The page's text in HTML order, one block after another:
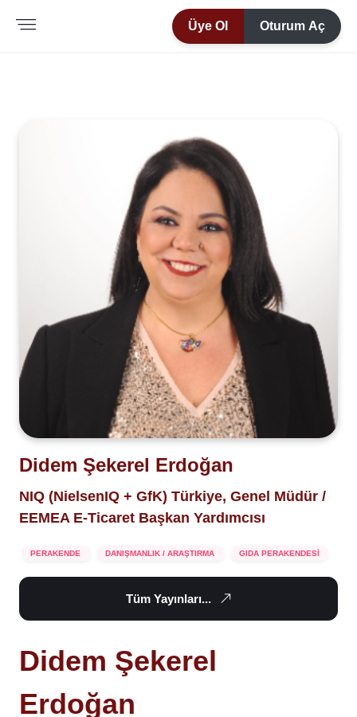
Üye Ol Oturum Aç
Didem Şekerel Erdoğan
NIQ (NielsenIQ + GfK) Türkiye, Genel Müdür /
EEMEA E-Ticaret Başkan Yardımcısı
PERAKENDE DANIŞMANLIK / ARAŞTIRMA GIDA PERAKENDESİ
Tüm Yayınları...
Didem Şekerel
Erdoğan